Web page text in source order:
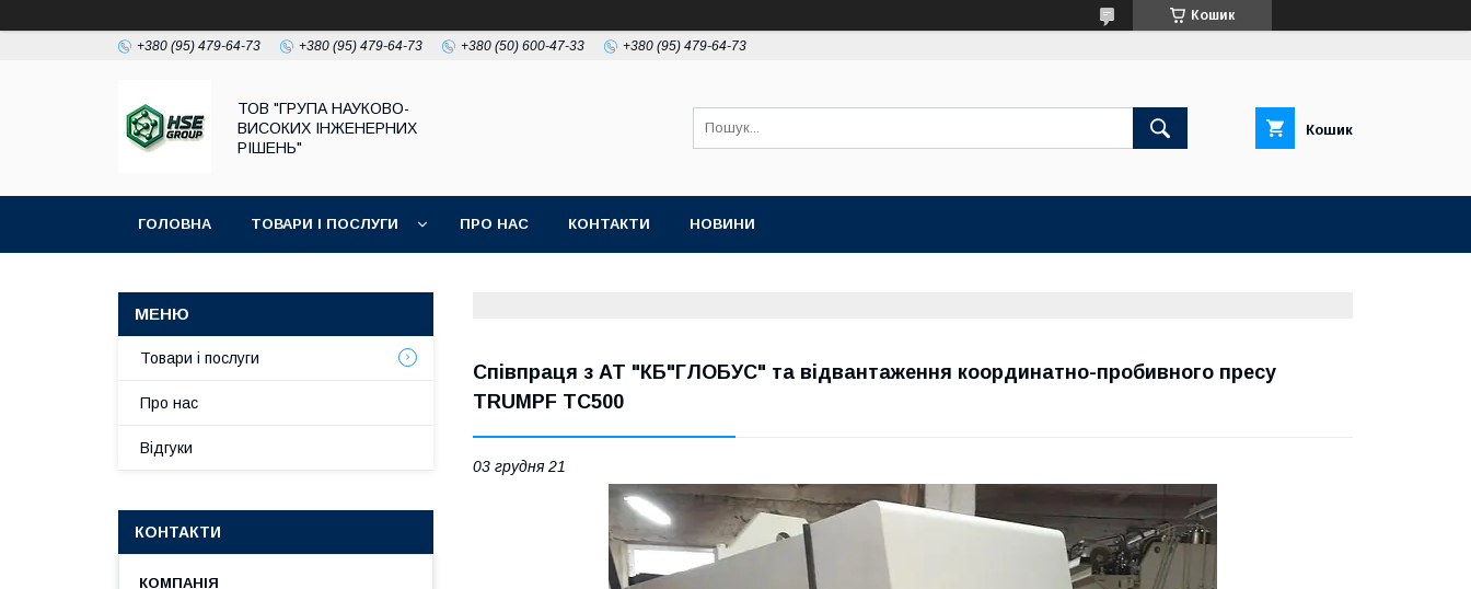
Кошик
+380 (95) 479-64-73 +380 (95) 479-64-73 +380 (50) 600-47-33 +380 (95) 479-64-73
ТОВ "ГРУПА НАУКОВО-
ВИСОКИХ ІНЖЕНЕРНИХ
РІШЕНЬ"
Кошик
ГОЛОВНА ТОВАРИ І ПОСЛУГИ ПРО НАС КОНТАКТИ НОВИНИ
Співпраця з АТ "КБ"ГЛОБУС" та відвантаження координатно-пробивного пресу
TRUMPF ТС500
03 грудня 21
Товари і послуги
Про нас
Відгуки
КОНТАКТИ